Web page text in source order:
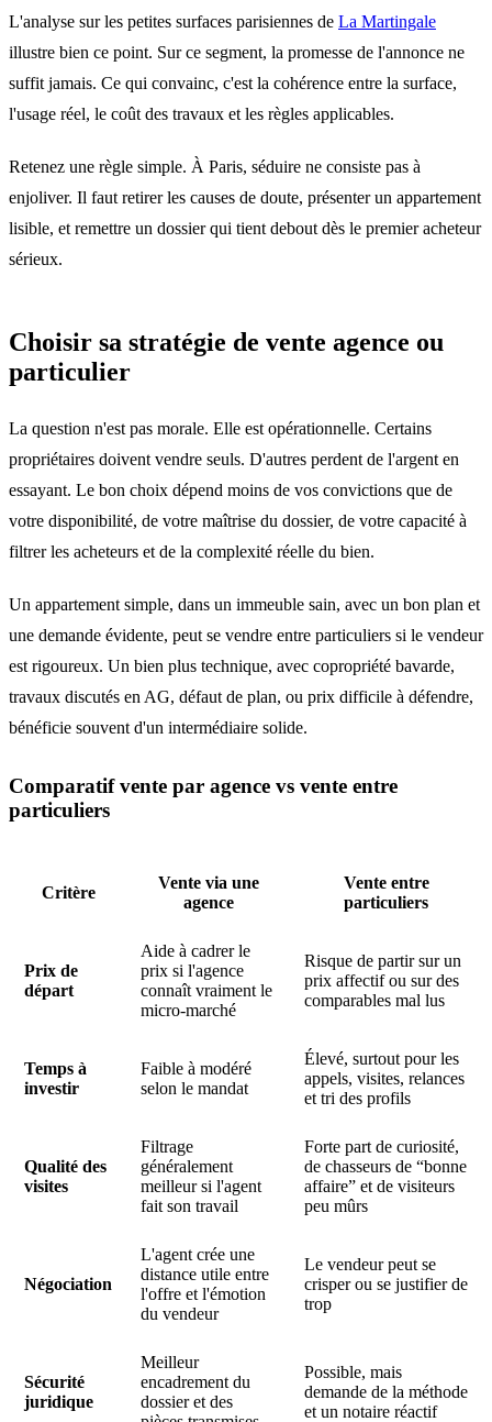
L'analyse sur les petites surfaces parisiennes de La Martingale
illustre bien ce point. Sur ce segment, la promesse de l'annonce ne
suffit jamais. Ce qui convainc, c'est la cohérence entre la surface,
l'usage réel, le coût des travaux et les règles applicables.
Retenez une règle simple. À Paris, séduire ne consiste pas à
enjoliver. Il faut retirer les causes de doute, présenter un appartement
lisible, et remettre un dossier qui tient debout dès le premier acheteur
sérieux.
Choisir sa stratégie de vente agence ou
particulier
La question n'est pas morale. Elle est opérationnelle. Certains
propriétaires doivent vendre seuls. D'autres perdent de l'argent en
essayant. Le bon choix dépend moins de vos convictions que de
votre disponibilité, de votre maîtrise du dossier, de votre capacité à
filtrer les acheteurs et de la complexité réelle du bien.
Un appartement simple, dans un immeuble sain, avec un bon plan et
une demande évidente, peut se vendre entre particuliers si le vendeur
est rigoureux. Un bien plus technique, avec copropriété bavarde,
travaux discutés en AG, défaut de plan, ou prix difficile à défendre,
bénéficie souvent d'un intermédiaire solide.
Comparatif vente par agence vs vente entre
particuliers
Critère
Vente via une
agence
Vente entre
particuliers
Prix de
départ
Aide à cadrer le
prix si l'agence
connaît vraiment le
micro-marché
Risque de partir sur un
prix affectif ou sur des
comparables mal lus
Temps à
investir
Faible à modéré
selon le mandat
Élevé, surtout pour les
appels, visites, relances
et tri des profils
Qualité des
visites
Filtrage
généralement
meilleur si l'agent
fait son travail
Forte part de curiosité,
de chasseurs de “bonne
affaire” et de visiteurs
peu mûrs
Négociation
L'agent crée une
distance utile entre
l'offre et l'émotion
du vendeur
Le vendeur peut se
crisper ou se justifier de
trop
Sécurité
juridique
Meilleur
encadrement du
dossier et des
Possible, mais
demande de la méthode
et un notaire réactif